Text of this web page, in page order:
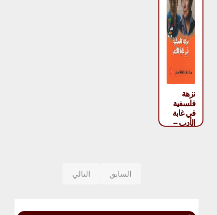
نزهة
فلسفية
في غابة
الأدب –
السابق التالي